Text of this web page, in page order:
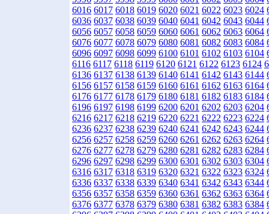
6016 6017 6018 6019 6020 6021 6022 6023 6024
6036 6037 6038 6039 6040 6041 6042 6043 6044
6056 6057 6058 6059 6060 6061 6062 6063 6064
6076 6077 6078 6079 6080 6081 6082 6083 6084
6096 6097 6098 6099 6100 6101 6102 6103 6104
6116 6117 6118 6119 6120 6121 6122 6123 6124
6136 6137 6138 6139 6140 6141 6142 6143 6144
6156 6157 6158 6159 6160 6161 6162 6163 6164
6176 6177 6178 6179 6180 6181 6182 6183 6184
6196 6197 6198 6199 6200 6201 6202 6203 6204
6216 6217 6218 6219 6220 6221 6222 6223 6224
6236 6237 6238 6239 6240 6241 6242 6243 6244
6256 6257 6258 6259 6260 6261 6262 6263 6264
6276 6277 6278 6279 6280 6281 6282 6283 6284
6296 6297 6298 6299 6300 6301 6302 6303 6304
6316 6317 6318 6319 6320 6321 6322 6323 6324
6336 6337 6338 6339 6340 6341 6342 6343 6344
6356 6357 6358 6359 6360 6361 6362 6363 6364
6376 6377 6378 6379 6380 6381 6382 6383 6384